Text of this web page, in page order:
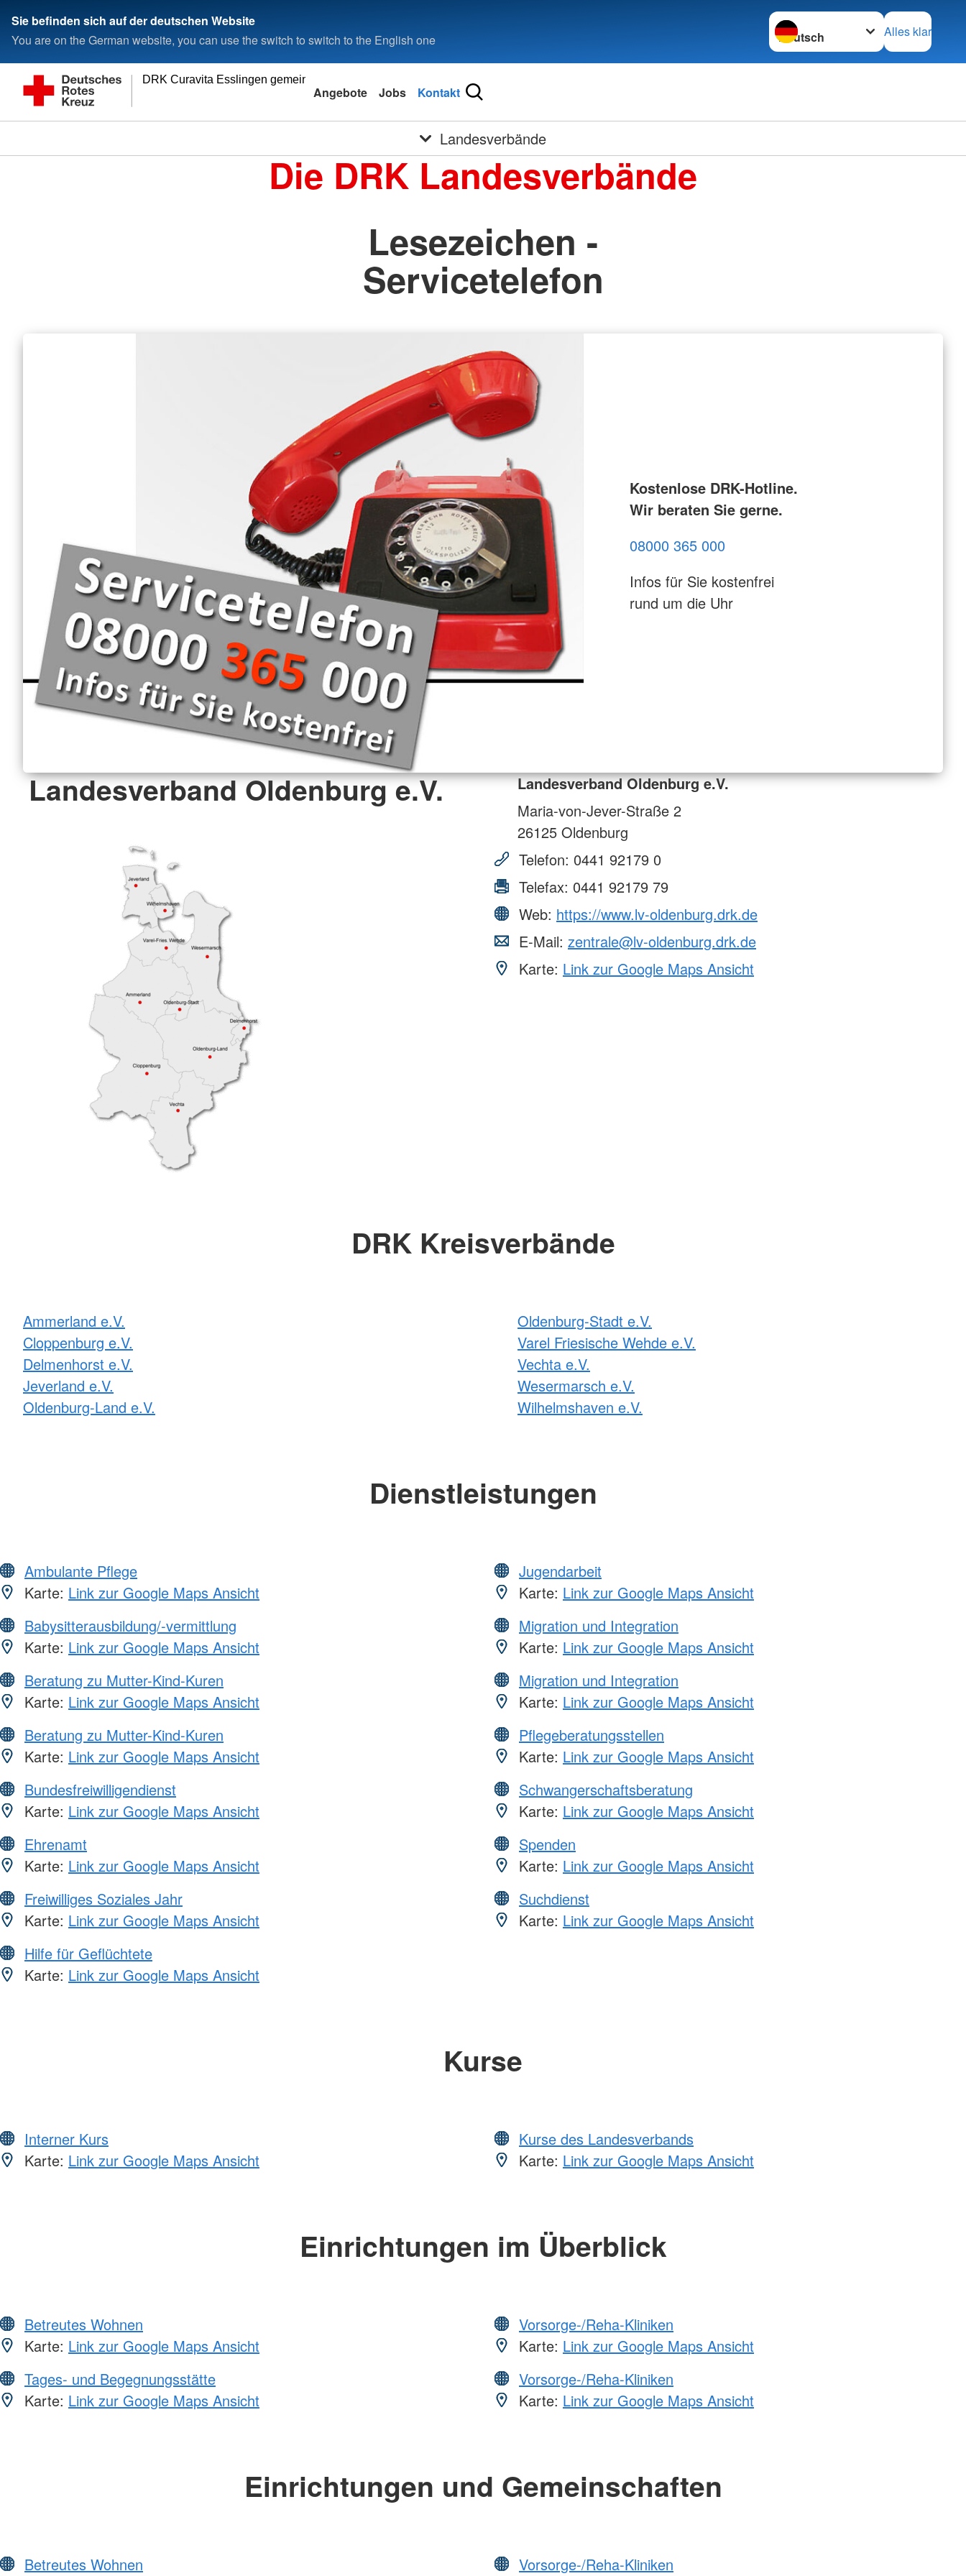
Sie befinden sich auf der deutschen Website
You are on the German website, you can use the switch to switch to the English one
Sprache wechseln zu
Alles klar
DRK Curavita Esslingen gemeinnützige GmbH
Angebote Jobs Kontakt
Landesverbände
Die DRK Landesverbände
Lesezeichen -
Servicetelefon
Kostenlose DRK-Hotline.
Wir beraten Sie gerne.
08000 365 000
Infos für Sie kostenfrei
rund um die Uhr
Landesverband Oldenburg e.V.
Landesverband Oldenburg e.V.
Maria-von-Jever-Straße 2
26125 Oldenburg
Telefon: 0441 92179 0
Telefax: 0441 92179 79
Web: https://www.lv-oldenburg.drk.de
E-Mail: zentrale@lv-oldenburg.drk.de
Karte: Link zur Google Maps Ansicht
DRK Kreisverbände
Ammerland e.V.
Cloppenburg e.V.
Delmenhorst e.V.
Jeverland e.V.
Oldenburg-Land e.V.
Oldenburg-Stadt e.V.
Varel Friesische Wehde e.V.
Vechta e.V.
Wesermarsch e.V.
Wilhelmshaven e.V.
Dienstleistungen
Ambulante Pflege
Karte: Link zur Google Maps Ansicht
Babysitterausbildung/-vermittlung
Karte: Link zur Google Maps Ansicht
Beratung zu Mutter-Kind-Kuren
Karte: Link zur Google Maps Ansicht
Beratung zu Mutter-Kind-Kuren
Karte: Link zur Google Maps Ansicht
Bundesfreiwilligendienst
Karte: Link zur Google Maps Ansicht
Ehrenamt
Karte: Link zur Google Maps Ansicht
Freiwilliges Soziales Jahr
Karte: Link zur Google Maps Ansicht
Hilfe für Geflüchtete
Karte: Link zur Google Maps Ansicht
Jugendarbeit
Karte: Link zur Google Maps Ansicht
Migration und Integration
Karte: Link zur Google Maps Ansicht
Migration und Integration
Karte: Link zur Google Maps Ansicht
Pflegeberatungsstellen
Karte: Link zur Google Maps Ansicht
Schwangerschaftsberatung
Karte: Link zur Google Maps Ansicht
Spenden
Karte: Link zur Google Maps Ansicht
Suchdienst
Karte: Link zur Google Maps Ansicht
Kurse
Interner Kurs
Karte: Link zur Google Maps Ansicht
Kurse des Landesverbands
Karte: Link zur Google Maps Ansicht
Einrichtungen im Überblick
Betreutes Wohnen
Karte: Link zur Google Maps Ansicht
Tages- und Begegnungsstätte
Karte: Link zur Google Maps Ansicht
Vorsorge-/Reha-Kliniken
Karte: Link zur Google Maps Ansicht
Vorsorge-/Reha-Kliniken
Karte: Link zur Google Maps Ansicht
Einrichtungen und Gemeinschaften
Betreutes Wohnen
Vorsorge-/Reha-Kliniken